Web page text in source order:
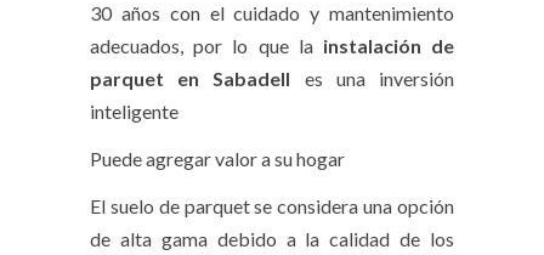
30 años con el cuidado y mantenimiento
adecuados, por lo que la instalación de
parquet en Sabadell es una inversión
inteligente
Puede agregar valor a su hogar
El suelo de parquet se considera una opción
de alta gama debido a la calidad de los